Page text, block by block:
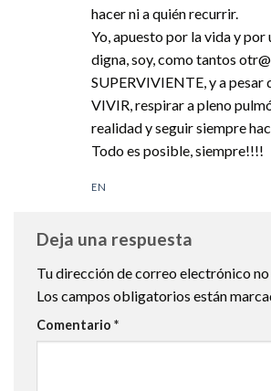
hacer ni a quién recurrir.
Yo, apuesto por la vida y por
digna, soy, como tantos
SUPERVIVIENTE, y a
VIVIR, respirar a pleno
realidad y seguir siempre
Todo es posible, siempre!!!!
EN
Deja una respuesta
Tu dirección de correo electrónico
Los campos obligatorios están
Comentario *